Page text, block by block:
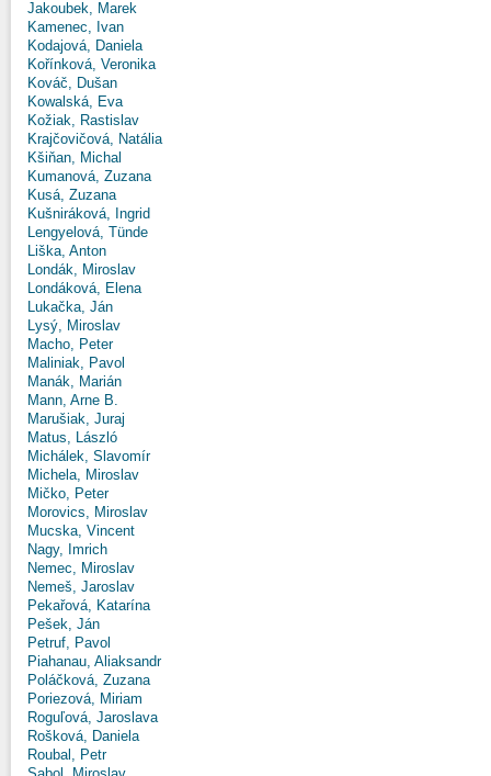
Jakoubek, Marek
Kamenec, Ivan
Kodajová, Daniela
Kořínková, Veronika
Kováč, Dušan
Kowalská, Eva
Kožiak, Rastislav
Krajčovičová, Natália
Kšiňan, Michal
Kumanová, Zuzana
Kusá, Zuzana
Kušniráková, Ingrid
Lengyelová, Tünde
Liška, Anton
Londák, Miroslav
Londáková, Elena
Lukačka, Ján
Lysý, Miroslav
Macho, Peter
Maliniak, Pavol
Manák, Marián
Mann, Arne B.
Marušiak, Juraj
Matus, László
Michálek, Slavomír
Michela, Miroslav
Mičko, Peter
Morovics, Miroslav
Mucska, Vincent
Nagy, Imrich
Nemec, Miroslav
Nemeš, Jaroslav
Pekařová, Katarína
Pešek, Ján
Petruf, Pavol
Piahanau, Aliaksandr
Poláčková, Zuzana
Poriezová, Miriam
Roguľová, Jaroslava
Rošková, Daniela
Roubal, Petr